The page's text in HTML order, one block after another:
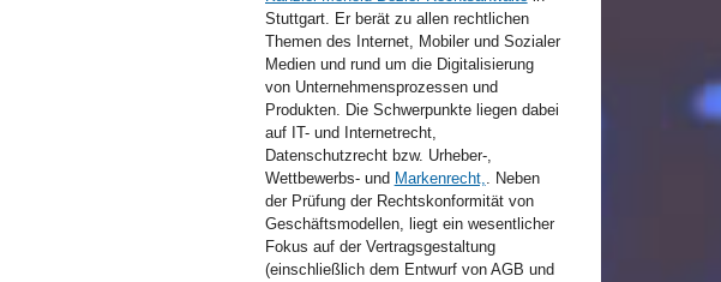
Stuttgart. Er berät zu allen rechtlichen
Themen des Internet, Mobiler und Sozialer
Medien und rund um die Digitalisierung
von Unternehmensprozessen und
Produkten. Die Schwerpunkte liegen dabei
auf IT- und Internetrecht,
Datenschutzrecht bzw. Urheber-,
Wettbewerbs- und Markenrecht,. Neben
der Prüfung der Rechtskonformität von
Geschäftsmodellen, liegt ein wesentlicher
Fokus auf der Vertragsgestaltung
(einschließlich dem Entwurf von AGB und